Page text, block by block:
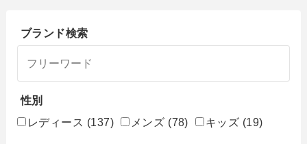
ブランド検索
性別
レディース (137) メンズ (78) キッズ (19)